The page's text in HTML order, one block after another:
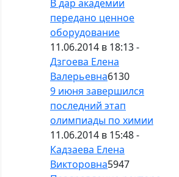
В дар академии
передано ценное
оборудование
11.06.2014 в 18:13 -
Дзгоева Елена
Валерьевна6130
9 июня завершился
последний этап
олимпиады по химии
11.06.2014 в 15:48 -
Кадзаева Елена
Викторовна5947